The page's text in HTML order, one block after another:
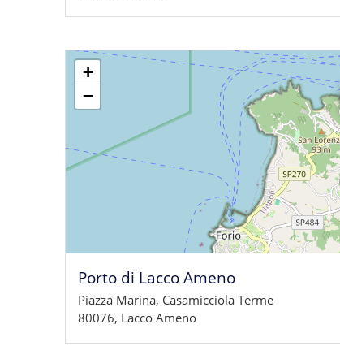
+
−
Porto di Lacco Ameno
Piazza Marina, Casamicciola Terme
80076, Lacco Ameno